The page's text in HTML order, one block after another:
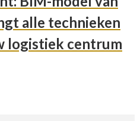
alle technieken
logistiek centrum